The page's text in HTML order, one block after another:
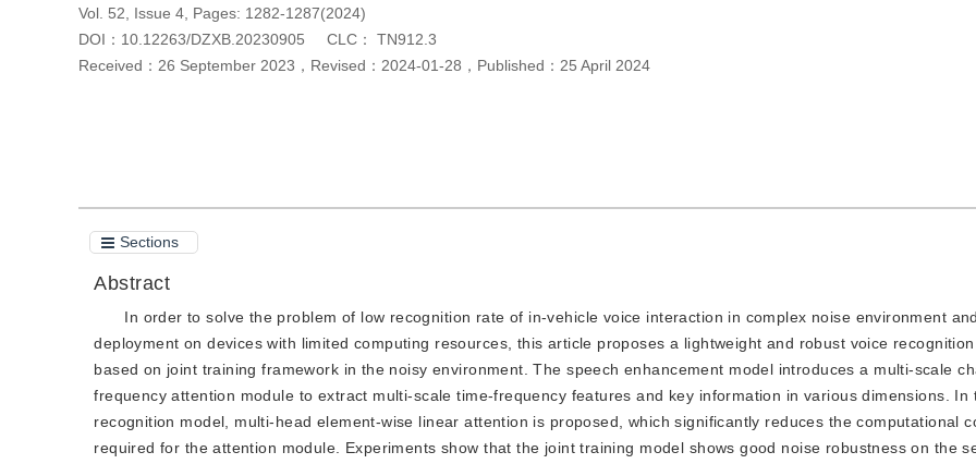
Vol. 52, Issue 4, Pages: 1282-1287(2024)
DOI： 10.12263/DZXB.20230905 CLC：
TN912.3
Received： 26 September 2023 ， Revised： 2024-01-28 ， Published： 25 April 2024
Sections
Abstract
In order to solve the problem of low recognition rate of in-vehicle voice interaction in complex noise environment
deployment on devices with limited computing resources, this article proposes a lightweight and robust voice
based on joint training framework in the noisy environment. The speech enhancement model introduces a multi-scale
frequency attention module to extract multi-scale time-frequency features and key information in various dimensions. In
recognition model, multi-head element-wise linear attention is proposed, which significantly reduces the computational
required for the attention module. Experiments show that the joint training model shows good noise robustness on the